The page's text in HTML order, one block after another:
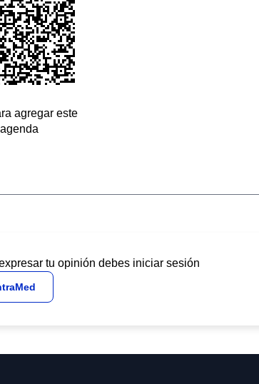
agregar este
tu opinión debes iniciar sesión